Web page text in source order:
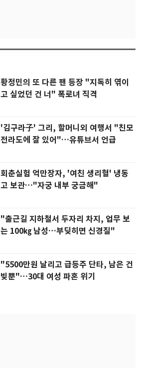
황정민의 또 다른 팬 등장 "지독히 엮이
고 싶었던 건 너" 폭로녀 직격
'김구라子' 그리, 할머니외 여행서 "친모
전라도에 잘 있어"…유튜브서 언급
회춘실험 억만장자, '여친 생리혈' 냉동
고 보관…"자궁 내부 궁금해"
"출근길 지하철서 두자리 차지, 업무 보
는 100㎏ 남성…부딪히면 신경질"
"5500만원 날리고 급등주 단타, 남은 건
빚뿐"…30대 여성 파혼 위기